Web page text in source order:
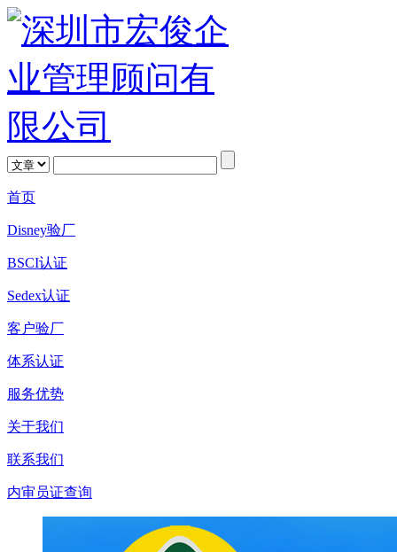
首页
Disney验厂
BSCI认证
Sedex认证
客户验厂
体系认证
服务优势
关于我们
联系我们
内审员证查询